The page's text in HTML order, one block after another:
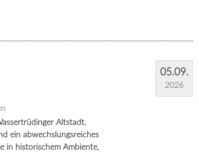
05.09.
2026
Altstadt.
ein abwechslungsreiches
in historischem Ambiente,